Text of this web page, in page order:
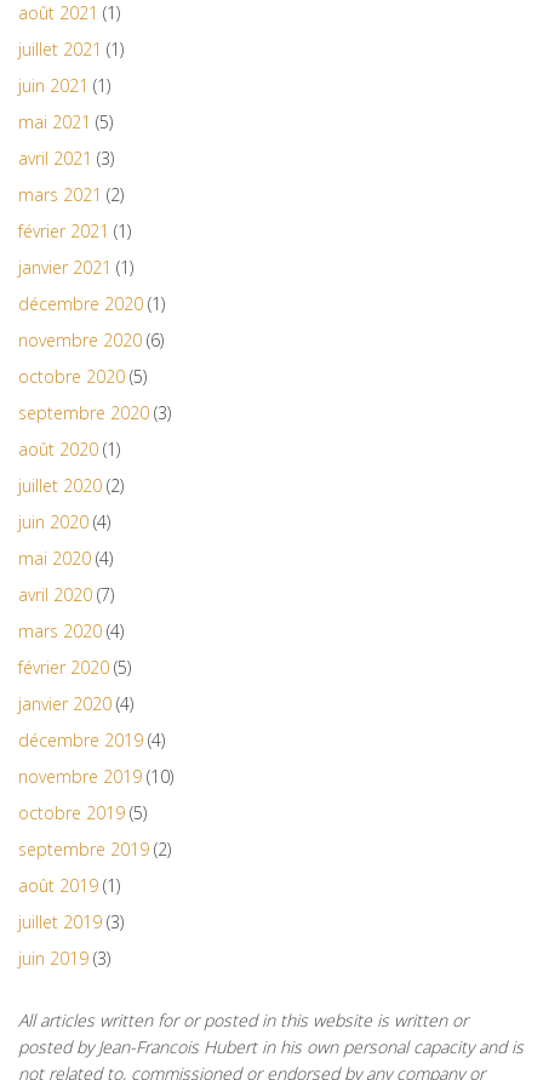
août 2021 (1)
juillet 2021 (1)
juin 2021 (1)
mai 2021 (5)
avril 2021 (3)
mars 2021 (2)
février 2021 (1)
janvier 2021 (1)
décembre 2020 (1)
novembre 2020 (6)
octobre 2020 (5)
septembre 2020 (3)
août 2020 (1)
juillet 2020 (2)
juin 2020 (4)
mai 2020 (4)
avril 2020 (7)
mars 2020 (4)
février 2020 (5)
janvier 2020 (4)
décembre 2019 (4)
novembre 2019 (10)
octobre 2019 (5)
septembre 2019 (2)
août 2019 (1)
juillet 2019 (3)
juin 2019 (3)
All articles written for or posted in this website is written or
posted by Jean-Francois Hubert in his own personal capacity and is
not related to, commissioned or endorsed by any company or